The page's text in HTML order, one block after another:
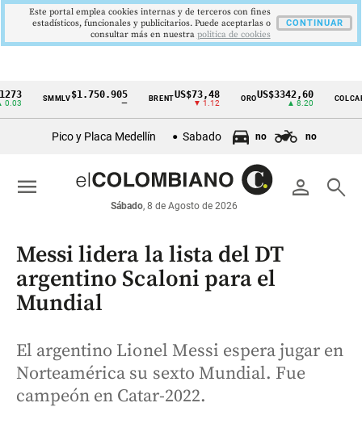
Cintillo
económicos
Colombia
SMMLV$1.750.905 BRENTUS$73,48
▼ 1.12
US$3342,60
▲ 8.20
COLCAP
Pico y Placa Medellín Sabado no no
person search
Sábado, 8 de Agosto de 2026
menu
Messi lidera la lista del DT
argentino Scaloni para el
Mundial
El argentino Lionel Messi espera jugar en
Norteamérica su sexto Mundial. Fue
campeón en Catar-2022.
Este portal emplea cookies internas y de terceros con fines
estadísticos, funcionales y publicitarios. Puede aceptarlas o
consultar más en nuestra politica de cookies
CONTINUAR